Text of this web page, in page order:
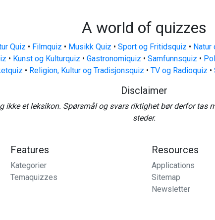
A world of quizzes
Quiz • Filmquiz • Musikk Quiz • Sport og Fritidsquiz • Natur
• Kunst og Kulturquiz • Gastronomiquiz • Samfunnsquiz •
• Religion, Kultur og Tradisjonsquiz • TV og Radioquiz •
Disclaimer
ikke et leksikon. Spørsmål og svars riktighet bør derfor
steder.
Features
Kategorier
Temaquizzes
Resources
Applications
Sitemap
Newsletter